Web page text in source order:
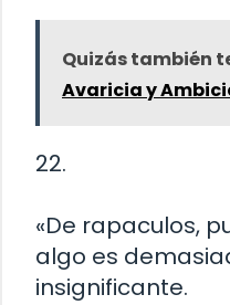
Quizás también
Avaricia y
22.
«De rapaculos,
algo es
insignificante.